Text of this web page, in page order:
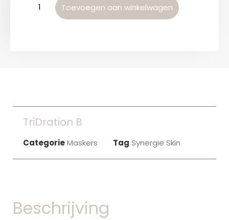
Toevoegen aan winkelwagen
TriDration B
CategorieMaskers Tag Synergie Skin
Beschrijving